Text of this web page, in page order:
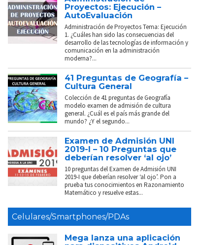
Proyectos: Ejecución –
AutoEvaluación
Administración de Proyectos Tema: Ejecución
1. ¿Cuáles han sido las consecuencias del
desarrollo de las tecnologías de información y
comunicación en la administración
moderna?...
41 Preguntas de Geografía –
Cultura General
Colección de 41 preguntas de Geografía
modelo examen de admisión de cultura
general. ¿Cuál es el país más grande del
mundo? ¿Y el segundo...
Examen de Admisión UNI
2019-I – 10 Preguntas que
deberían resolver ‘al ojo’
10 preguntas del Examen de Admisión UNI
2019-I que deberían resolver ‘al ojo’. Pon a
prueba tus conocimientos en Razonamiento
Matemático y resuelve estas...
Celulares/Smartphones/PDAs
Mega lanza una aplicación